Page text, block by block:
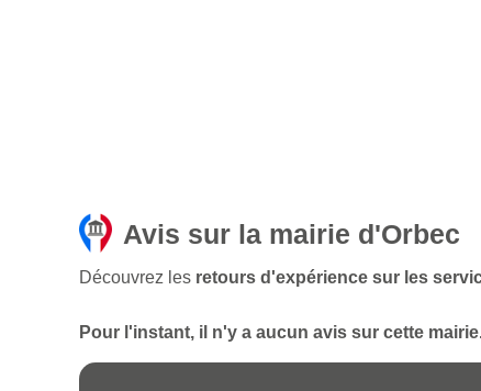
Avis sur la mairie d'Orbec
Découvrez les retours d'expérience sur les
Pour l'instant, il n'y a aucun avis sur cette